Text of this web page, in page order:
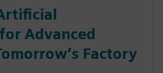
Advanced
Factory